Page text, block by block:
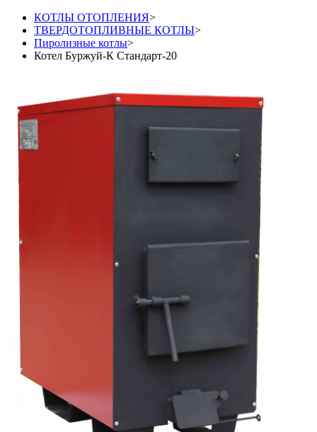
КОТЛЫ ОТОПЛЕНИЯ>
ТВЕРДОТОПЛИВНЫЕ КОТЛЫ>
Пиролизные котлы>
Котел Буржуй-К Стандарт-20